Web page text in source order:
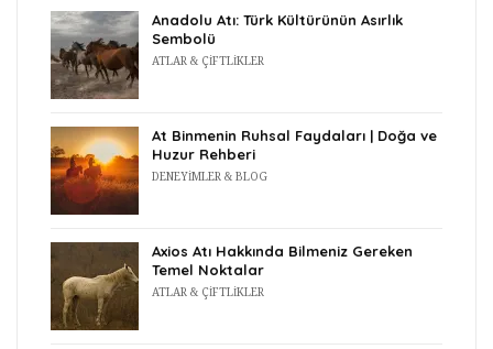
Anadolu Atı: Türk Kültürünün Asırlık
Sembolü
ATLAR & ÇIFTLIKLER
At Binmenin Ruhsal Faydaları | Doğa ve
Huzur Rehberi
DENEYIMLER & BLOG
Axios Atı Hakkında Bilmeniz Gereken
Temel Noktalar
ATLAR & ÇIFTLIKLER